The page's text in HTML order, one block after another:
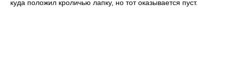
куда положил кроличью лапку, но тот оказывается пуст.